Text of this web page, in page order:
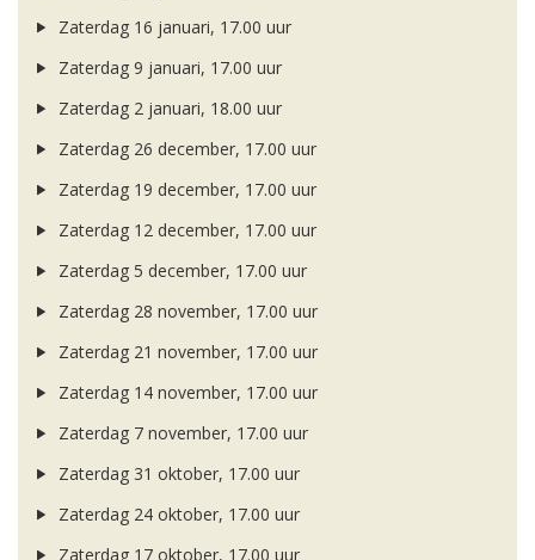
Zaterdag 16 januari, 17.00 uur
Zaterdag 9 januari, 17.00 uur
Zaterdag 2 januari, 18.00 uur
Zaterdag 26 december, 17.00 uur
Zaterdag 19 december, 17.00 uur
Zaterdag 12 december, 17.00 uur
Zaterdag 5 december, 17.00 uur
Zaterdag 28 november, 17.00 uur
Zaterdag 21 november, 17.00 uur
Zaterdag 14 november, 17.00 uur
Zaterdag 7 november, 17.00 uur
Zaterdag 31 oktober, 17.00 uur
Zaterdag 24 oktober, 17.00 uur
Zaterdag 17 oktober, 17.00 uur